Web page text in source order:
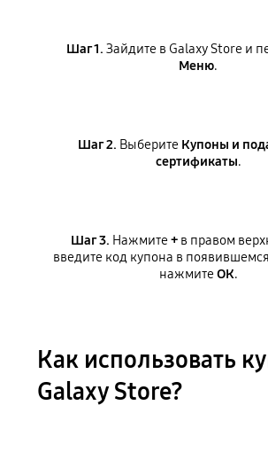
Шаг 1. Зайдите в Galaxy Store и
Меню.
Шаг 2. Выберите Купоны и
сертификаты.
Шаг 3. Нажмите+в правом
введите код купона в
нажмитеОК.
Как использовать
Galaxy Store?